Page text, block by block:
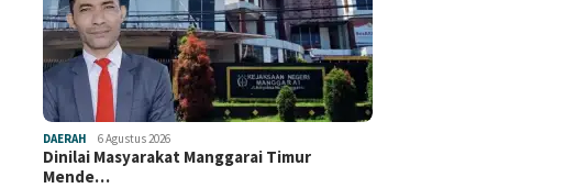
DAERAH 6 Agustus 2026
Dinilai Masyarakat Manggarai Timur
Mende…